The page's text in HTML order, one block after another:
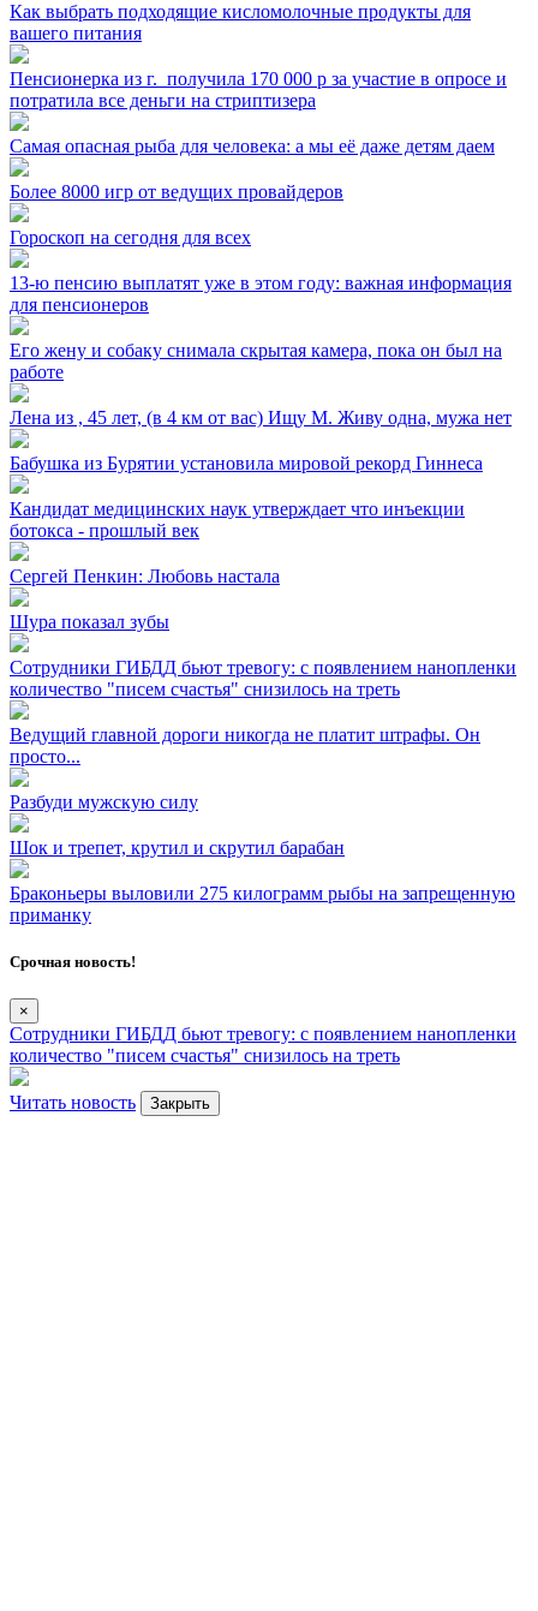
Как выбрать подходящие кисломолочные продукты для
вашего питания
Пенсионерка из г. ⁣ получила 170 000 р за участие в опросе и
потратила все деньги на стриптизера
Самая опасная рыба для человека: а мы её даже детям даем
Более 8000 игр от ведущих провайдеров
Гороскоп на сегодня для всех
13-ю пенсию выплатят уже в этом году: важная информация
для пенсионеров
Его жену и собаку снимала скрытая камера, пока он был на
работе
Лена из ⁣, 45 лет, (в 4 км от вас) Ищу М. Живу одна, мужа нет
Бабушка из Бурятии установила мировой рекорд Гиннеса
Кандидат медицинских наук утверждает что инъекции
ботокса - прошлый век
Сергей Пенкин: Любовь настала
Шура показал зубы
Сотрудники ГИБДД бьют тревогу: с появлением нанопленки
количество "писем счастья" снизилось на треть
Ведущий главной дороги никогда не платит штрафы. Он
просто...
Разбуди мужскую силу
Шок и трепет, крутил и скрутил барабан
Браконьеры выловили 275 килограмм рыбы на запрещенную
приманку
Срочная новость!
×
Сотрудники ГИБДД бьют тревогу: с появлением нанопленки
количество "писем счастья" снизилось на треть
Читать новость Закрыть